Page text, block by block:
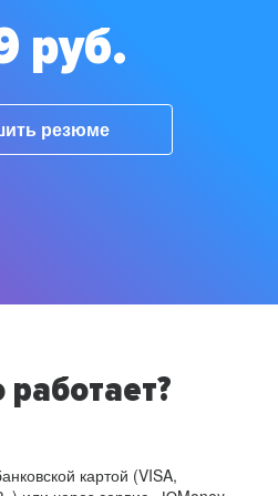
руб.
резюме
работает?
картой (VISA,